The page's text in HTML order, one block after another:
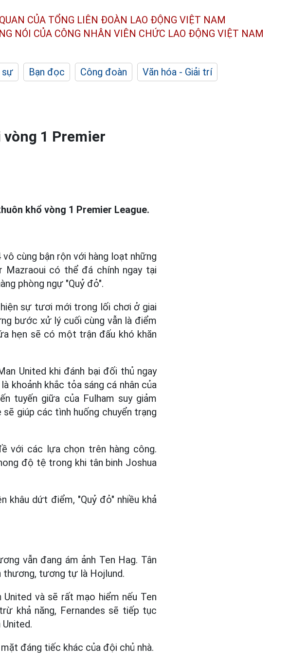
CỦA TỔNG LIÊN ĐOÀN LAO ĐỘNG VIỆT NAM
NÓI CỦA CÔNG NHÂN VIÊN CHỨC LAO ĐỘNG VIỆT NAM
sự Bạn đọc Công đoàn
Văn hóa - Giải trí
1 Premier
khổ vòng 1 Premier League.
cùng bận rộn với hàng loạt những
Mazraoui có thể đá chính ngay tại
phòng ngự "Quỷ đỏ".
sự tươi mới trong lối chơi ở giai
bước xử lý cuối cùng vẫn là điểm
hẹn sẽ có một trận đấu khó khăn
United khi đánh bại đối thủ ngay
khoảnh khắc tỏa sáng cá nhân của
tuyến giữa của Fulham suy giảm
giúp các tình huống chuyển trạng
với các lựa chọn trên hàng công.
độ tệ trong khi tân binh Joshua
khâu dứt điểm, "Quỷ đỏ" nhiều khả
vẫn đang ám ảnh Ten Hag. Tân
thương, tương tự là Hojlund.
và sẽ rất mạo hiểm nếu Ten
khả năng, Fernandes sẽ tiếp tục
đáng tiếc khác của đội chủ nhà.